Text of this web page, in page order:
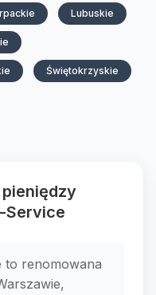
Lubuskie
Świętokrzyskie
Service
to renomowana